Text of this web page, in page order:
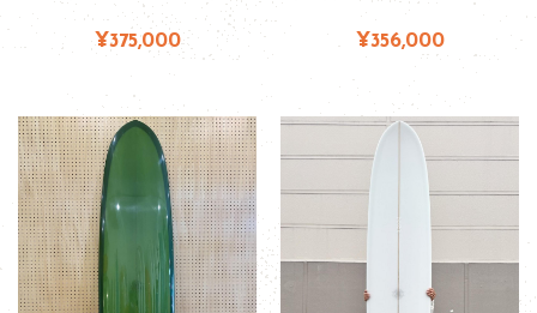
¥375,000 ¥356,000